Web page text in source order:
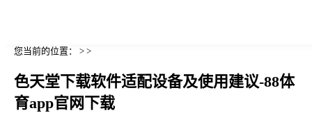
您当前的位置： > >
色天堂下载软件适配设备及使用建议-88体
育app官网下载